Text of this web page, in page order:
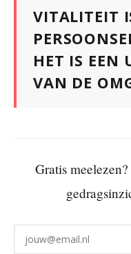
VITALITEIT
HET IS EEN
VAN DE
Gratis